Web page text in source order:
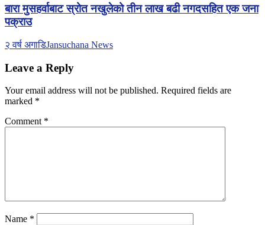
बारा मुसहर्वाबाट स्रोत नखुलेको तीन लाख बढी नगदसहित एक जना
पक्राउ
२ वर्ष अगाडिJansuchana News
Leave a Reply
Your email address will not be published. Required fields are
marked *
Comment *
Name *